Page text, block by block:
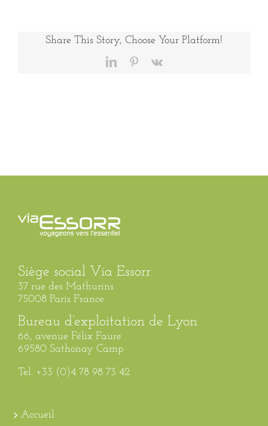
Share This Story, Choose Your Platform!
LinkedInPinterest
Vk
Siège social Via Essorr
37 rue des Mathurins
75008 Paris France
Bureau d’exploitation de Lyon
66, avenue Félix Faure
69580 Sathonay Camp
Tel. +33 (0)4 78 98 73 42
Accueil